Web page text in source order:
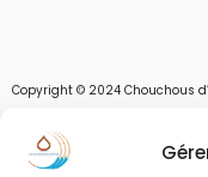
Copyright © 2024 Chouchous
Les chouchous d’Esa vous
pluie, et des moyens pour